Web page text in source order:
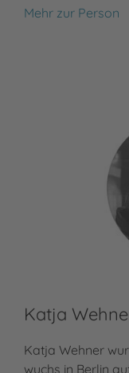
Mehr zur Person
Fee Krämer
Katja
Katja Wehner
wuchs in Berlin